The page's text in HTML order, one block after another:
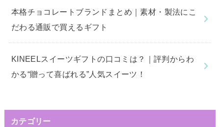
本格チョコレートブランドまとめ｜素材・製法にこ
だわる通販で買えるギフト
KINEELスイーツギフトの口コミは？｜評判からわ
かる“贈って喜ばれる”人気スイーツ！
カテゴリー